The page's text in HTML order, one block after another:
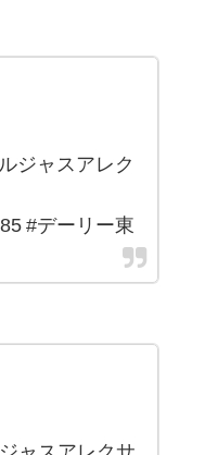
ジャスアレク
#デーリー東